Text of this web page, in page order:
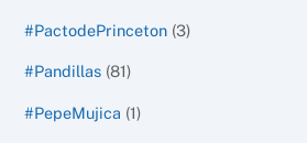
#PactodePrinceton (3)
#Pandillas (81)
#PepeMujica (1)